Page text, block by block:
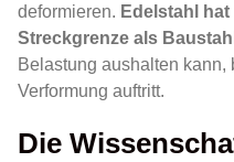
deformieren. Edelstahl
Streckgrenze als Baustahl
Belastung aushalten kann,
Verformung auftritt.
Die